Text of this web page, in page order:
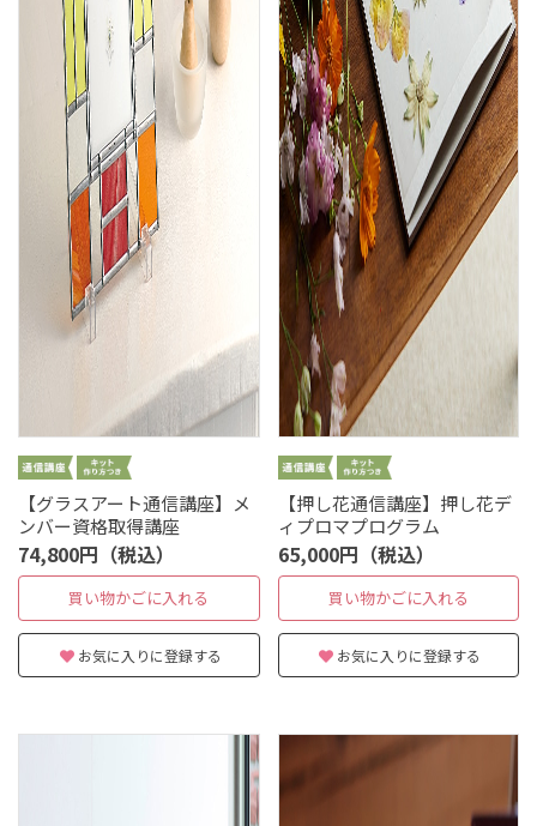
【グラスアート通信講座】メ
ンバー資格取得講座
74,800円（税込）
買い物かごに入れる
お気に入りに登録する
【押し花通信講座】押し花デ
ィプロマプログラム
65,000円（税込）
買い物かごに入れる
お気に入りに登録する